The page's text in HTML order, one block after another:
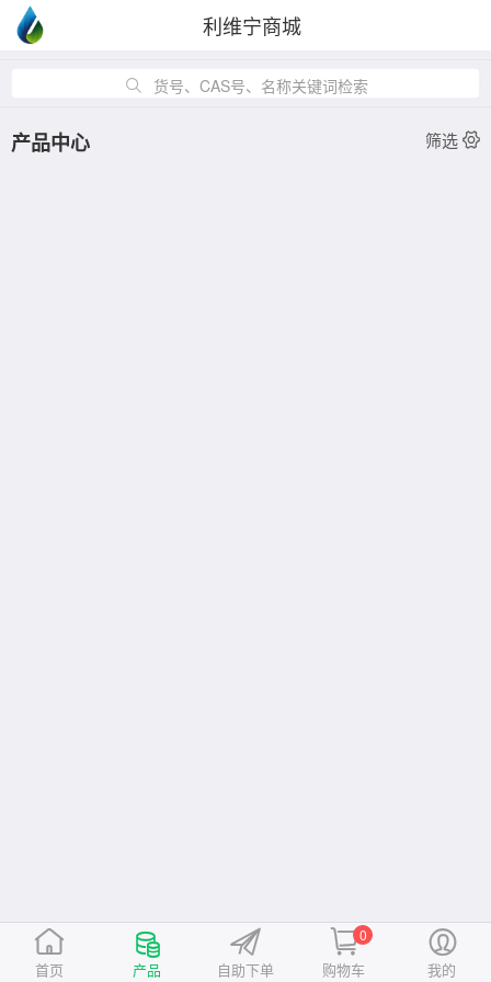
利维宁商城
货号、CAS号、名称关键词检索
产品中心 筛选
首页 产品 自助下单
0
购物车 我的